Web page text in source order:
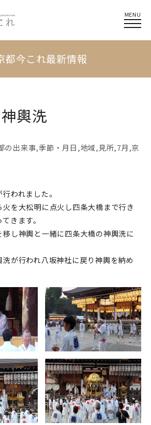
MENU
都今これ最新情報
輿洗
の出来事,季節・月日 ,地域,見所,7月 ,京
われました。
を大松明に点火し四条大橋まで行き
きます。
し神輿と一緒に四条大橋の神輿洗に
が行われ八坂神社に戻り神輿を納め